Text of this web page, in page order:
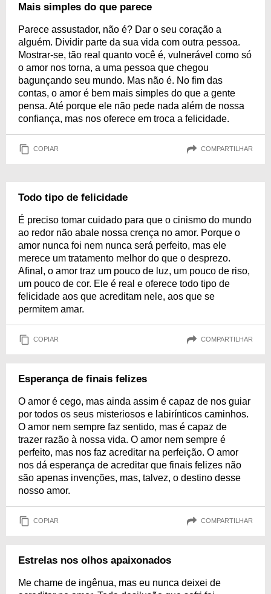
Mais simples do que parece
Parece assustador, não é? Dar o seu coração a
alguém. Dividir parte da sua vida com outra pessoa.
Mostrar-se, tão real quanto você é, vulnerável como só
o amor nos torna, a uma pessoa que chegou
bagunçando seu mundo. Mas não é. No fim das
contas, o amor é bem mais simples do que a gente
pensa. Até porque ele não pede nada além de nossa
confiança, mas nos oferece em troca a felicidade.
COPIAR COMPARTILHAR
Todo tipo de felicidade
É preciso tomar cuidado para que o cinismo do mundo
ao redor não abale nossa crença no amor. Porque o
amor nunca foi nem nunca será perfeito, mas ele
merece um tratamento melhor do que o desprezo.
Afinal, o amor traz um pouco de luz, um pouco de riso,
um pouco de cor. Ele é real e oferece todo tipo de
felicidade aos que acreditam nele, aos que se
permitem amar.
COPIAR COMPARTILHAR
Esperança de finais felizes
O amor é cego, mas ainda assim é capaz de nos guiar
por todos os seus misteriosos e labirínticos caminhos.
O amor nem sempre faz sentido, mas é capaz de
trazer razão à nossa vida. O amor nem sempre é
perfeito, mas nos faz acreditar na perfeição. O amor
nos dá esperança de acreditar que finais felizes não
são apenas invenções, mas, talvez, o destino desse
nosso amor.
COPIAR COMPARTILHAR
Estrelas nos olhos apaixonados
Me chame de ingênua, mas eu nunca deixei de